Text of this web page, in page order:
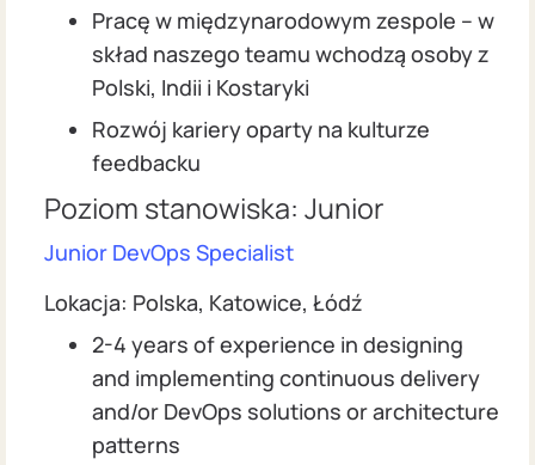
Pracę w międzynarodowym zespole – w
skład naszego teamu wchodzą osoby z
Polski, Indii i Kostaryki
Rozwój kariery oparty na kulturze
feedbacku
Poziom stanowiska: Junior
Junior DevOps Specialist
Lokacja: Polska, Katowice, Łódź
2-4 years of experience in designing
and implementing continuous delivery
and/or DevOps solutions or architecture
patterns